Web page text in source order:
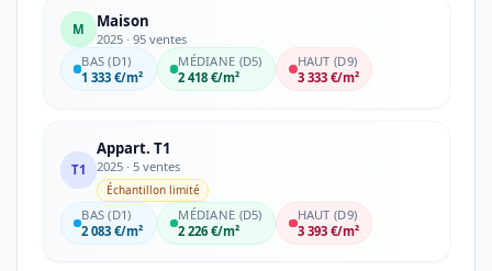
M Maison
2025 · 95 ventes
BAS (D1)
1 333 €/m²
MÉDIANE (D5)
2 418 €/m²
HAUT (D9)
3 333 €/m²
T1
Appart. T1
2025 · 5 ventes
Échantillon limité
BAS (D1)
2 083 €/m²
MÉDIANE (D5)
2 226 €/m²
HAUT (D9)
3 393 €/m²